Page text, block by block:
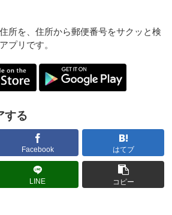
所を、住所から郵便番号をサクッと検
プリです。
する
Facebook はてブ
LINE コピー